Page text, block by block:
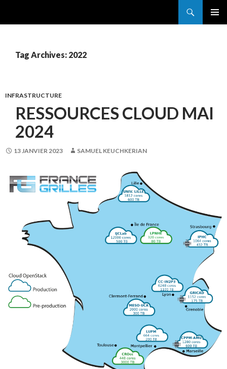
Tag Archives: 2022
INFRASTRUCTURE
RESSOURCES CLOUD MAI
2024
13 JANVIER 2023 SAMUEL KEUCHKERIAN